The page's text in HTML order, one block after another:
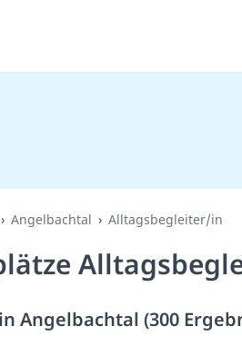
Angelbachtal Alltagsbegleiter/in
Angelbachtal (300